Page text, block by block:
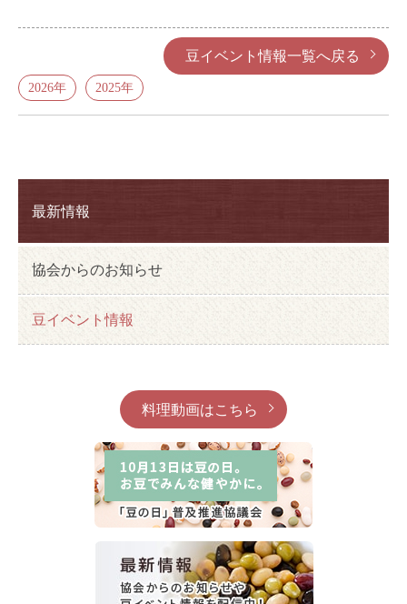
豆イベント情報一覧へ戻る
2026年 2025年
最新情報
協会からのお知らせ
豆イベント情報
料理動画はこちら